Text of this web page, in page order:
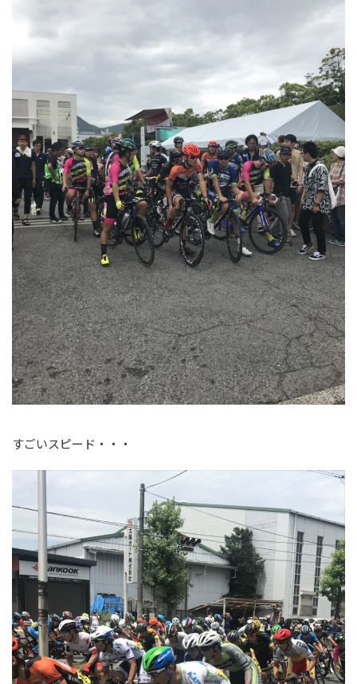
すごいスピード・・・